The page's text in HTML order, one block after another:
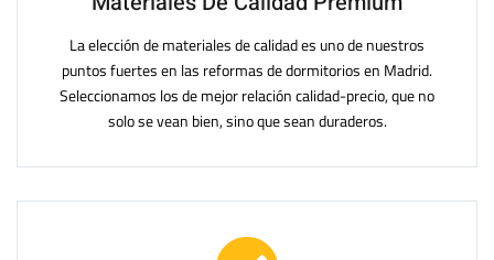
La elección de materiales de calidad es uno de nuestros
puntos fuertes en las reformas de dormitorios en Madrid.
Seleccionamos los de mejor relación calidad-precio, que no
solo se vean bien, sino que sean duraderos.